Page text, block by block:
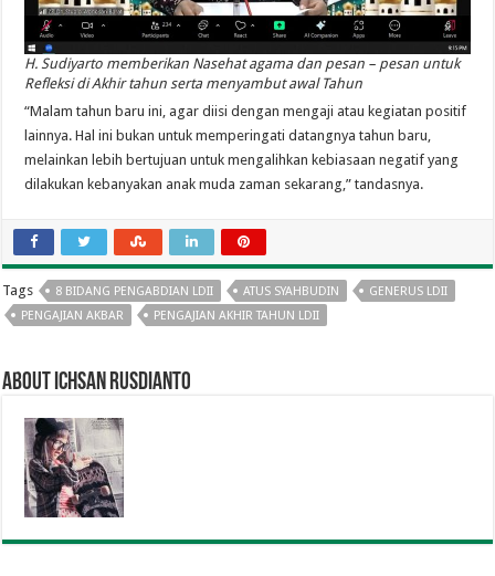
H. Sudiyarto memberikan Nasehat agama dan pesan – pesan untuk
Refleksi di Akhir tahun serta menyambut awal Tahun
“Malam tahun baru ini, agar diisi dengan mengaji atau kegiatan positif
lainnya. Hal ini bukan untuk memperingati datangnya tahun baru,
melainkan lebih bertujuan untuk mengalihkan kebiasaan negatif yang
dilakukan kebanyakan anak muda zaman sekarang,” tandasnya.
Tags 8 BIDANG PENGABDIAN LDII ATUS SYAHBUDIN
GENERUS LDII
PENGAJIAN AKBAR
PENGAJIAN AKHIR TAHUN LDII
About Ichsan Rusdianto